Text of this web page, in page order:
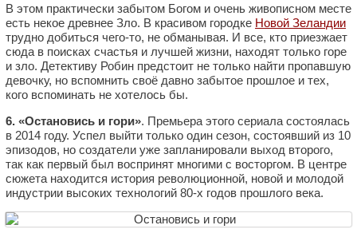
В этом практически забытом Богом и очень живописном месте
есть некое древнее Зло. В красивом городке Новой Зеландии
трудно добиться чего-то, не обманывая. И все, кто приезжает
сюда в поисках счастья и лучшей жизни, находят только горе
и зло. Детективу Робин предстоит не только найти пропавшую
девочку, но вспомнить своё давно забытое прошлое и тех,
кого вспоминать не хотелось бы.
6. «Остановись и гори». Премьера этого сериала состоялась
в 2014 году. Успел выйти только один сезон, состоявший из 10
эпизодов, но создатели уже запланировали выход второго,
так как первый был воспринят многими с восторгом. В центре
сюжета находится история революционной, новой и молодой
индустрии высоких технологий 80-х годов прошлого века.